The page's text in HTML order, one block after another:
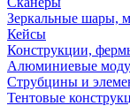
Зеркальные шары,
Кейсы
Конструкции,
Алюминиевые
Струбцины и
Тентовые